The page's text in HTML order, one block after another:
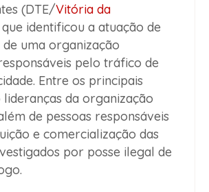
(DTE/Vitória da
identificou a atuação de
uma organização
pelo tráfico de
Entre os principais
da organização
de pessoas responsáveis
e comercialização das
por posse ilegal de